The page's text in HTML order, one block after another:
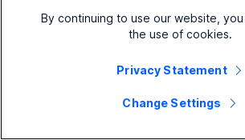
vloge*
✔
branje
Samo za
By continuing to use our website,
the use of cookies.
Privacy Statement
Change Settings